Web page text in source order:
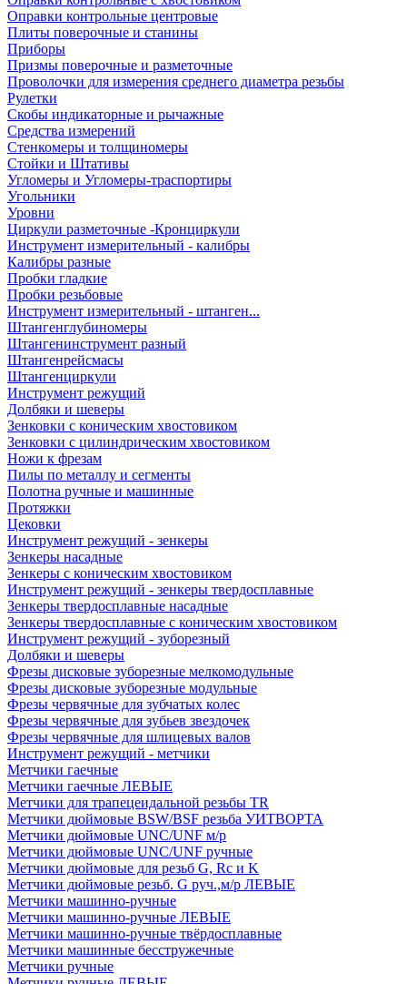
Оправки контрольные центровые
Плиты поверочные и станины
Приборы
Призмы поверочные и разметочные
Проволочки для измерения среднего диаметра резьбы
Рулетки
Скобы индикаторные и рычажные
Средства измерений
Стенкомеры и толщиномеры
Стойки и Штативы
Угломеры и Угломеры-траспортиры
Угольники
Уровни
Циркули разметочные -Кронциркули
Инструмент измерительный - калибры
Калибры разные
Пробки гладкие
Пробки резьбовые
Инструмент измерительный - штанген...
Штангенглубиномеры
Штангенинструмент разный
Штангенрейсмасы
Штангенциркули
Инструмент режущий
Долбяки и шеверы
Зенковки с коническим хвостовиком
Зенковки с цилиндрическим хвостовиком
Ножи к фрезам
Пилы по металлу и сегменты
Полотна ручные и машинные
Протяжки
Цековки
Инструмент режущий - зенкеры
Зенкеры насадные
Зенкеры с коническим хвостовиком
Инструмент режущий - зенкеры твердосплавные
Зенкеры твердосплавные насадные
Зенкеры твердосплавные с коническим хвостовиком
Инструмент режущий - зуборезный
Долбяки и шеверы
Фрезы дисковые зуборезные мелкомодульные
Фрезы дисковые зуборезные модульные
Фрезы червячные для зубчатых колес
Фрезы червячные для зубьев звездочек
Фрезы червячные для шлицевых валов
Инструмент режущий - метчики
Метчики гаечные
Метчики гаечные ЛЕВЫЕ
Метчики для трапецеидальной резьбы TR
Метчики дюймовые BSW/BSF резьба УИТВОРТА
Метчики дюймовые UNC/UNF м/р
Метчики дюймовые UNC/UNF ручные
Метчики дюймовые для резьб G, Rc и K
Метчики дюймовые резьб. G руч.,м/р ЛЕВЫЕ
Метчики машинно-ручные
Метчики машинно-ручные ЛЕВЫЕ
Метчики машинно-ручные твёрдосплавные
Метчики машинные бесстружечные
Метчики ручные